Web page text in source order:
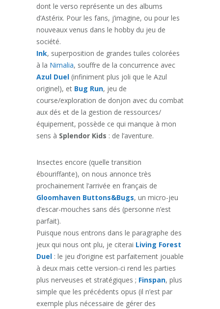
dont le verso représente un des albums
d’Astérix. Pour les fans, j’imagine, ou pour les
nouveaux venus dans le hobby du jeu de
société.
Ink, superposition de grandes tuiles colorées
à la Nimalia, souffre de la concurrence avec
Azul Duel (infiniment plus joli que le Azul
originel), et Bug Run, jeu de
course/exploration de donjon avec du combat
aux dés et de la gestion de ressources/
équipement, possède ce qui manque à mon
sens à Splendor Kids : de l’aventure.
Insectes encore (quelle transition
ébouriffante), on nous annonce très
prochainement l’arrivée en français de
Gloomhaven Buttons&Bugs, un micro-jeu
d’escar-mouches sans dés (personne n’est
parfait).
Puisque nous entrons dans le paragraphe des
jeux qui nous ont plu, je citerai Living Forest
Duel : le jeu d’origine est parfaitement jouable
à deux mais cette version-ci rend les parties
plus nerveuses et stratégiques ; Finspan, plus
simple que les précédents opus (il n’est par
exemple plus nécessaire de gérer des